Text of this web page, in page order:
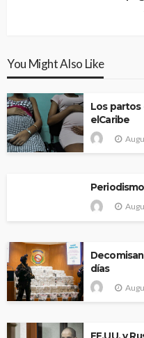
You Might Also Like
Los partos
elCaribe
días